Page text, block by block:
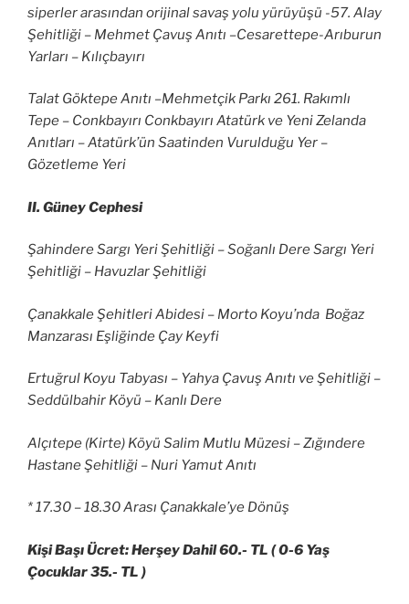
siperler arasından orijinal savaş yolu yürüyüşü -57. Alay
Şehitliği – Mehmet Çavuş Anıtı –Cesarettepe-Arıburun
Yarları – Kılıçbayırı
Talat Göktepe Anıtı –Mehmetçik Parkı 261. Rakımlı
Tepe – Conkbayırı Conkbayırı Atatürk ve Yeni Zelanda
Anıtları – Atatürk’ün Saatinden Vurulduğu Yer –
Gözetleme Yeri
II. Güney Cephesi
Şahindere Sargı Yeri Şehitliği – Soğanlı Dere Sargı Yeri
Şehitliği – Havuzlar Şehitliği
Çanakkale Şehitleri Abidesi – Morto Koyu’nda Boğaz
Manzarası Eşliğinde Çay Keyfi
Ertuğrul Koyu Tabyası – Yahya Çavuş Anıtı ve Şehitliği –
Seddülbahir Köyü – Kanlı Dere
Alçıtepe (Kirte) Köyü Salim Mutlu Müzesi – Zığındere
Hastane Şehitliği – Nuri Yamut Anıtı
* 17.30 – 18.30 Arası Çanakkale’ye Dönüş
Kişi Başı Ücret: Herşey Dahil 60.- TL ( 0-6 Yaş
Çocuklar 35.- TL )